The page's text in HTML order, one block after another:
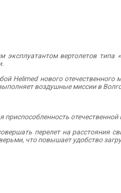
вертолетов
Helimed нового
воздушные миссии в
приспособленность
перелет на расстояния
что повышает удобство